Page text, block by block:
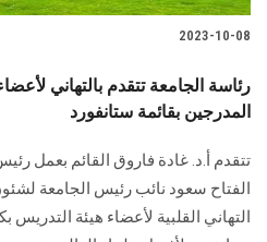
2023-10-08
رئاسة الجامعة تتقدم بالتهاني
المدرجين بقائمة ستانفورد
تتقدم أ.د. غادة فاروق القائم بعمل
الفتاح سعود نائب رئيس الجامعة
التهاني القلبية لأعضاء هيئة التدريس